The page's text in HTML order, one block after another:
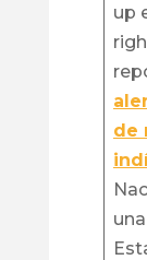
up
de